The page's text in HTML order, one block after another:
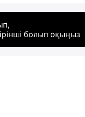
болып оқыңыз